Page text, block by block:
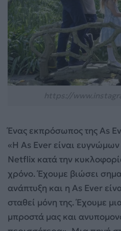
Ένας εκπρόσωπος της As
«Η As Ever είναι
Netflix κατά την
χρόνο. Έχουμε βιώσει
ανάπτυξη και η As Ever
σταθεί μόνη της. Έχουμε
μπροστά μας και